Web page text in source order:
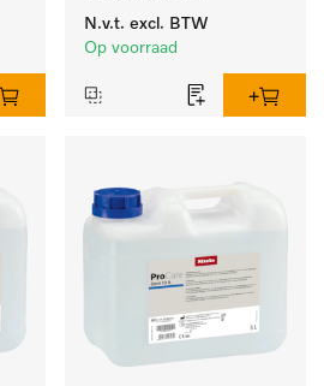
materiaalbesparende,
machinale reiniging van
gerei.
N.v.t. excl. BTW
Op voorraad